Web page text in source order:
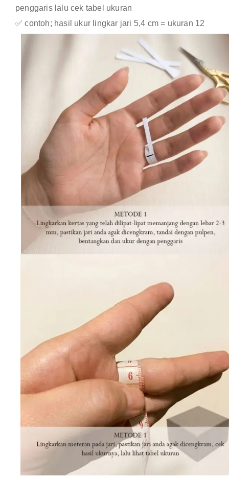
penggaris lalu cek tabel ukuran
✅ contoh; hasil ukur lingkar jari 5,4 cm = ukuran 12